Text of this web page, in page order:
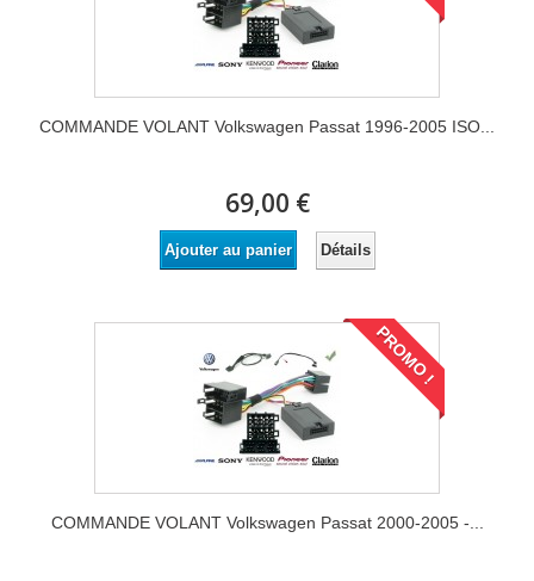
COMMANDE VOLANT Volkswagen Passat 1996-2005 ISO...
69,00 €
Ajouter au panier Détails
PROMO !
COMMANDE VOLANT Volkswagen Passat 2000-2005 -...